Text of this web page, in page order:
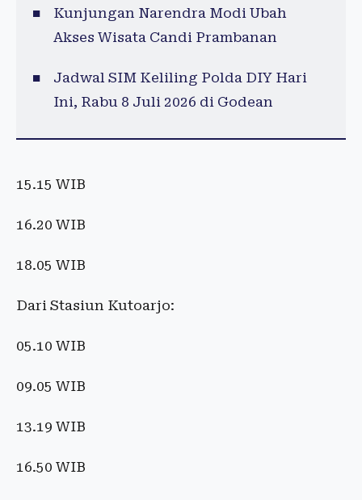
Kunjungan Narendra Modi Ubah
Akses Wisata Candi Prambanan
Jadwal SIM Keliling Polda DIY Hari
Ini, Rabu 8 Juli 2026 di Godean
15.15 WIB
16.20 WIB
18.05 WIB
Dari Stasiun Kutoarjo:
05.10 WIB
09.05 WIB
13.19 WIB
16.50 WIB